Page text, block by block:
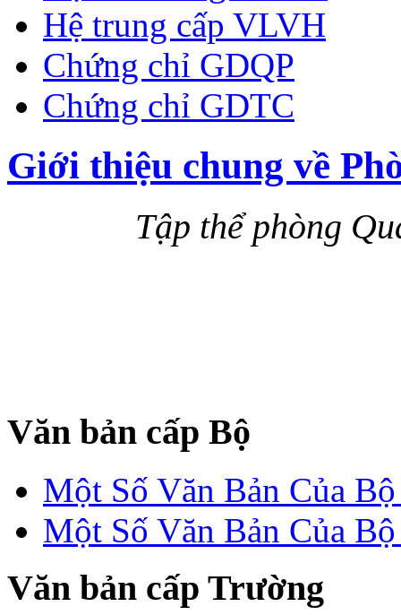
Hệ trung cấp VLVH
Chứng chỉ GDQP
Chứng chỉ GDTC
Giới thiệu chung về
Tập thể phòng
Văn bản cấp Bộ
Một Số Văn Bản Của
Một Số Văn Bản Của
Văn bản cấp Trường